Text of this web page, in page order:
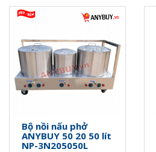
Bộ nồi nấu phở
ANYBUY 50 20 50 lít
NP-3N205050L